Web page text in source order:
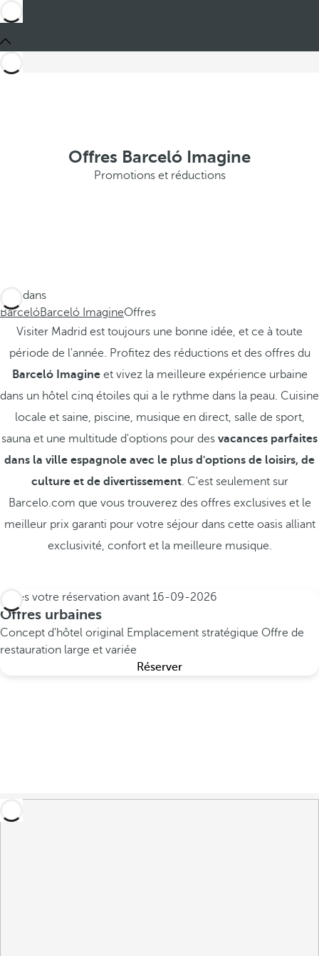
Offres Barceló Imagine
Promotions et réductions
Ces dans
BarcelóBarceló ImagineOffres
Visiter Madrid est toujours une bonne idée, et ce à toute
période de l'année. Profitez des réductions et des offres du
Barceló Imagineet vivez la meilleure expérience urbaine
dans un hôtel cinq étoiles qui a le rythme dans la peau. Cuisine
locale et saine, piscine, musique en direct, salle de sport,
sauna et une multitude d'options pour des vacances parfaites
dans la ville espagnole avec le plus d'options de loisirs, de
culture et de divertissement. C'est seulement sur
Barcelo.com que vous trouverez des offres exclusives et le
meilleur prix garanti pour votre séjour dans cette oasis alliant
exclusivité, confort et la meilleure musique.
Faites votre réservation avant 16-09-2026
Offres urbaines
Concept d'hôtel original Emplacement stratégique Offre de
restauration large et variée
Réserver